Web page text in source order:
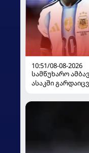
10:51/08-08-2026
სამწუხარო
ასაკში